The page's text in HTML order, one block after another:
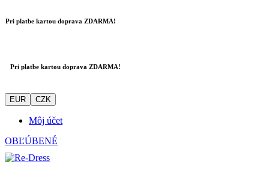
Pri platbe kartou doprava ZDARMA!
Pri platbe kartou doprava ZDARMA!
EUR CZK
Môj účet
OBĽÚBENÉ